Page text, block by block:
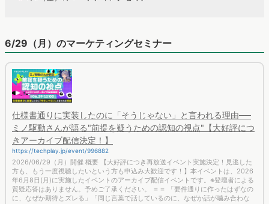
ミノ駆動さんが語る"前提を疑うための認知の視点"【大好評につ
きアーカイブ配信決定！】
https://techplay.jp/event/996882
2026/06/29（月）開催 概要 【大好評につき再放送イベント実施決定！見逃した
方も、もう一度視聴したいという方も申込み大歓迎です！】本イベントは、2026
年6月8日(月)に実施したイベントのアーカイブ配信イベントです。※登壇者による
質疑応答はありません。予めご了承ください。 ＝＝ 「要件通りに作ったはずなの
に、なぜか期待とズレる」「同じ言葉で話しているのに、なぜか話が噛み合わな
い」エンジニア